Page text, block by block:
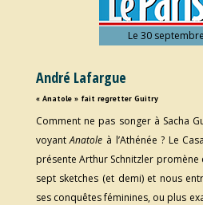
Le 30
André Lafargue
« Anatole » fait regretter Guitry
Comment ne pas songer à Sacha
voyantAnatole à l’Athénée ? Le
présente Arthur Schnitzler promène
sept sketches (et demi) et nous
ses conquêtes féminines, ou plus